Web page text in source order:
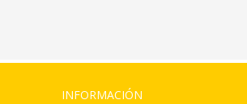
INFORMACIÓN